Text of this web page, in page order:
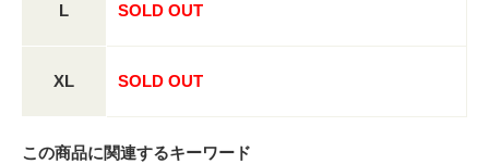
L SOLD OUT
XL SOLD OUT
この商品に関連するキーワード